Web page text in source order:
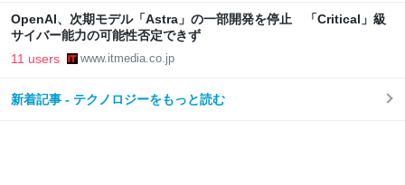
OpenAI、次期モデル「Astra」の一部開発を停止 「Critical」級
サイバー能力の可能性否定できず
11 users www.itmedia.co.jp
新着記事 - テクノロジーをもっと読む